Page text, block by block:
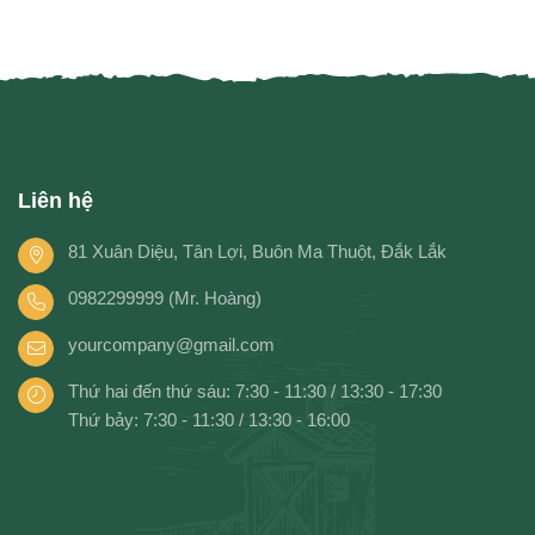
Liên hệ
81 Xuân Diệu, Tân Lợi, Buôn Ma Thuột, Đắk Lắk
0982299999 (Mr. Hoàng)
yourcompany@gmail.com
Thứ hai đến thứ sáu: 7:30 - 11:30 / 13:30 - 17:30
Thứ bảy: 7:30 - 11:30 / 13:30 - 16:00